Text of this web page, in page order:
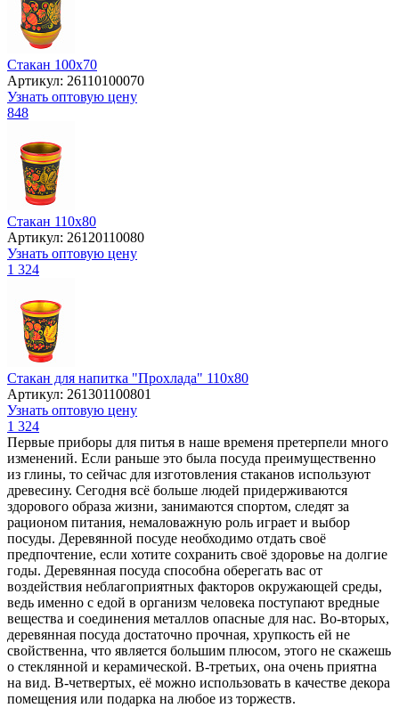
Стакан 100х70
Артикул: 26110100070
Узнать оптовую цену
848
Стакан 110х80
Артикул: 26120110080
Узнать оптовую цену
1 324
Стакан для напитка "Прохлада" 110х80
Артикул: 261301100801
Узнать оптовую цену
1 324
Первые приборы для питья в наше временя претерпели много
изменений. Если раньше это была посуда преимущественно
из глины, то сейчас для изготовления стаканов используют
древесину. Сегодня всё больше людей придерживаются
здорового образа жизни, занимаются спортом, следят за
рационом питания, немаловажную роль играет и выбор
посуды. Деревянной посуде необходимо отдать своё
предпочтение, если хотите сохранить своё здоровье на долгие
годы. Деревянная посуда способна оберегать вас от
воздействия неблагоприятных факторов окружающей среды,
ведь именно с едой в организм человека поступают вредные
вещества и соединения металлов опасные для нас. Во-вторых,
деревянная посуда достаточно прочная, хрупкость ей не
свойственна, что является большим плюсом, этого не скажешь
о стеклянной и керамической. В-третьих, она очень приятна
на вид. В-четвертых, её можно использовать в качестве декора
помещения или подарка на любое из торжеств.